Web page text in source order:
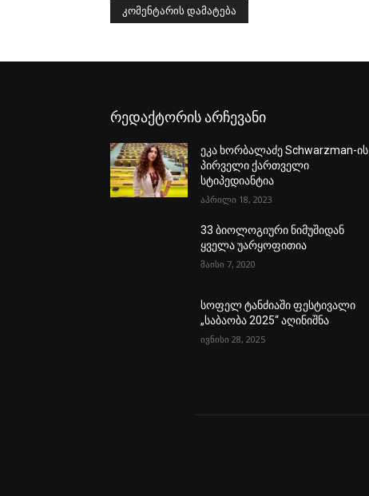
რედაქტორის არჩევანი
ეკა ხორბალაძე Schwarzman-ის
პირველი ქართველი
სტიპედიანტია
აპრილი 18, 2023
33 ბიოლოგიური ნიმუშიდან
ყველა უარყოფითია
მაისი 7, 2020
სოფელ ტანძიაში ფესტივალი
„საბაობა 2025“ აღინიშნა
ივნისი 28, 2025